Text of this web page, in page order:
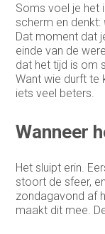
Soms voel je het
scherm en denkt:
Dat moment dat
einde van de
dat het tijd is om
Want wie durft
iets veel beters.
Wanneer
Het sluipt erin.
stoort de sfeer,
zondagavond af
maakt dit mee.